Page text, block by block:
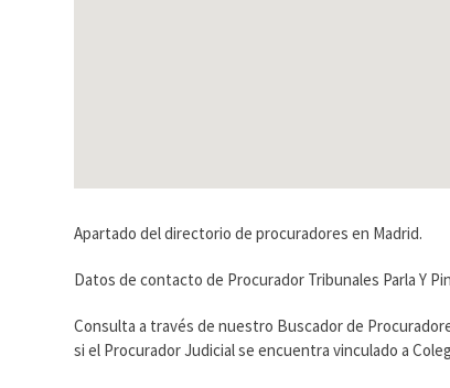
Apartado del directorio de procuradores en Madrid.
Datos de contacto de Procurador Tribunales Parla Y
Consulta a través de nuestro Buscador de
si el Procurador Judicial se encuentra vinculado a